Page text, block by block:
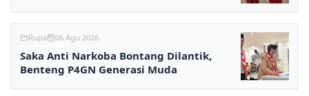
Rupa 06 Agu 2026
Saka Anti Narkoba Bontang Dilantik,
Benteng P4GN Generasi Muda